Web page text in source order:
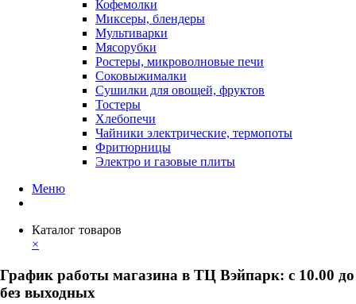
Кофемолки
Миксеры, блендеры
Мультиварки
Мясорубки
Ростеры, микроволновые печи
Соковыжималки
Сушилки для овощей, фруктов
Тостеры
Хлебопечи
Чайники электрические, термопоты
Фритюрницы
Электро и газовые плиты
Меню
Каталог товаров
×
График работы магазина в ТЦ Вэйпарк: с 10.00 до
без выходных